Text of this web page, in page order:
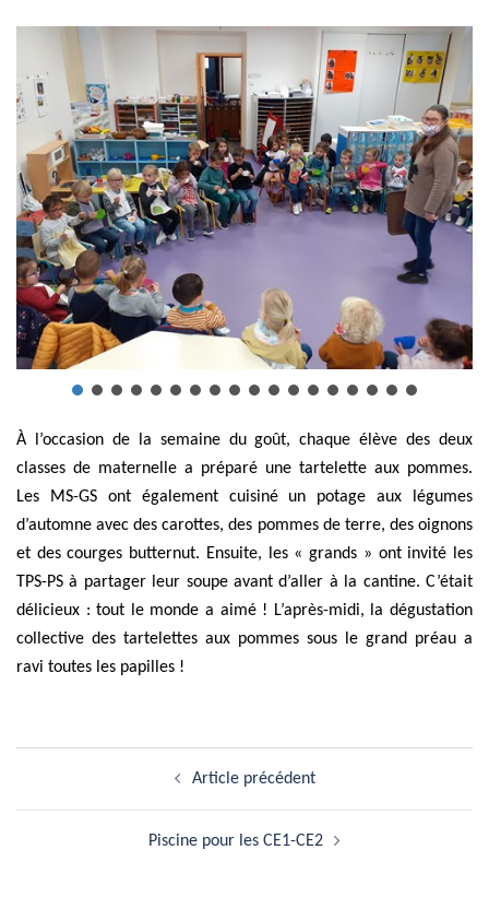
À l’occasion de la semaine du goût, chaque élève des deux
classes de maternelle a préparé une tartelette aux pommes.
Les MS-GS ont également cuisiné un potage aux légumes
d’automne avec des carottes, des pommes de terre, des oignons
et des courges butternut. Ensuite, les « grands » ont invité les
TPS-PS à partager leur soupe avant d’aller à la cantine. C’était
délicieux : tout le monde a aimé ! L’après-midi, la dégustation
collective des tartelettes aux pommes sous le grand préau a
ravi toutes les papilles !
Article précédent
Piscine pour les CE1-CE2